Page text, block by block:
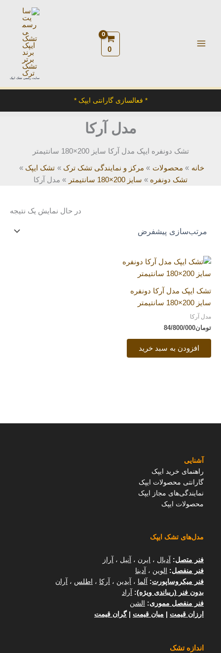
0
سایت رسمی تشک ایپک
* فعالسازی گارانتی ایپک *
مدل آرکا
تشک دونفره ایپک مدل آرکا سایز 200×180 سانتیمتر
خانه محصولات مرکز و نمایندگی تشک ترک
تشک ایپک
تشک دونفره
سایز 200×180 سانتیمتر مدل آرکا
در حال نمایش یک نتیجه
تشک ایپک مدل آرکا دونفره
سایز 200×180 سانتیمتر
مدل آرکا
تومان84/800/000
افزودن به سبد خرید
آشنایی
راهنمای خرید ایپک
گارانتی محصولات ایپک
نمایندگی‌های مجاز ایپک
محصولات ایپک
مدل‌های تشک ایپک
فنر متصل: آدیال ، ایرن ، آنیل ،
آراز
فنر منفصل: الوین ، آدینا
فنر میکروساپورت: آلما ، آیدین ، آرکا ، اطلس ،
آران
بدون فنر (ریباندی ویژه):
آراد
فنر منفصل مموری:
الشن
ارزان قیمت
میان قیمت |گران قیمت
اندازه تشک